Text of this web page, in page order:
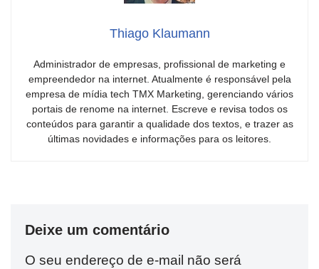
Thiago Klaumann
Administrador de empresas, profissional de marketing e
empreendedor na internet. Atualmente é responsável pela
empresa de mídia tech TMX Marketing, gerenciando vários
portais de renome na internet. Escreve e revisa todos os
conteúdos para garantir a qualidade dos textos, e trazer as
últimas novidades e informações para os leitores.
Deixe um comentário
O seu endereço de e-mail não será